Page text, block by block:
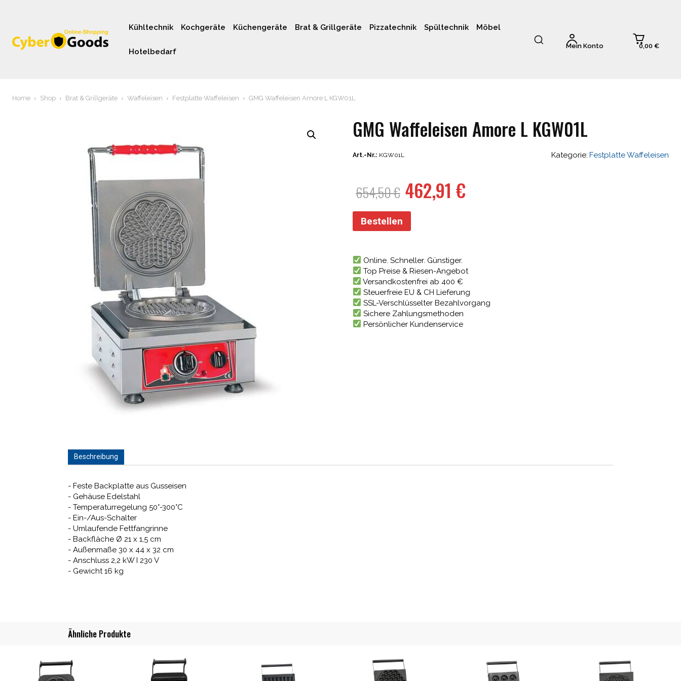
Kühltechnik Kochgeräte Küchengeräte Brat & Grillgeräte Pizzatechnik Spültechnik Möbel
Hotelbedarf
Mein Konto 0,00 €
Home Shop Brat & Grillgeräte Waffeleisen Festplatte Waffeleisen GMG Waffeleisen Amore L KGW01L
GMG Waffeleisen Amore L KGW01L
Art.-Nr.: KGW01L Kategorie: Festplatte Waffeleisen
654,50€ Ursprünglicher
Preis
war:
462,91 €
Bestellen
Online. Schneller. Günstiger.
Top Preise & Riesen-Angebot
Versandkostenfrei ab 400 €
Steuerfreie EU & CH Lieferung
SSL-Verschlüsselter Bezahlvorgang
Sichere Zahlungsmethoden
Persönlicher Kundenservice
Beschreibung
- Feste Backplatte aus Gusseisen
- Gehäuse Edelstahl
- Temperaturregelung 50°-300°C
- Ein-/Aus-Schalter
- Umlaufende Fettfangrinne
- Backfläche Ø 21 x 1,5 cm
- Außenmaße 30 x 44 x 32 cm
- Anschluss 2,2 kW I 230 V
- Gewicht 16 kg
Ähnliche Produkte